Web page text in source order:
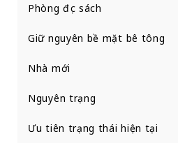
Phòng đọc sách
Giữ nguyên bề mặt bê tông
Nhà mới
Nguyên trạng
Ưu tiên trạng thái hiện tại